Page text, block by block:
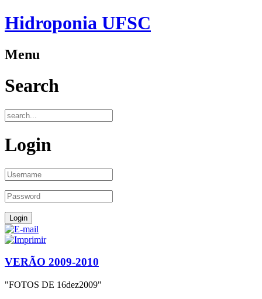
Hidroponia UFSC
Menu
Search
Login
VERÃO 2009-2010
"FOTOS DE 16dez2009"